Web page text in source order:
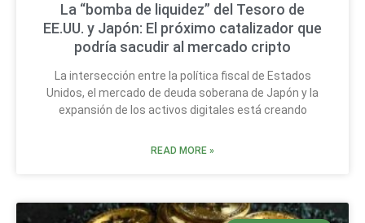
La “bomba de liquidez” del Tesoro de
EE.UU. y Japón: El próximo catalizador que
podría sacudir al mercado cripto
La intersección entre la política fiscal de Estados
Unidos, el mercado de deuda soberana de Japón y la
expansión de los activos digitales está creando
READ MORE »